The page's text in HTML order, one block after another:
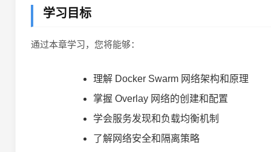
学习目标
通过本章学习，您将能够：
理解 Docker Swarm 网络架构和原理
掌握 Overlay 网络的创建和配置
学会服务发现和负载均衡机制
了解网络安全和隔离策略